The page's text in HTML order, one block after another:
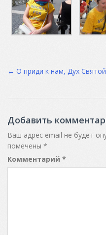
Post
navigation
← О приди к нам, Дух Святой
Добавить
Ваш адрес email не будет
помечены *
Комментарий *